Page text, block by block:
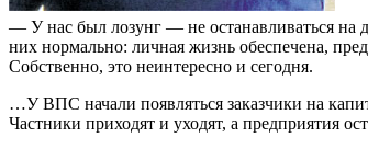
— У нас был лозунг — не останавливаться на
них нормально: личная жизнь обеспечена,
Собственно, это неинтересно и сегодня.
…У ВПС начали появляться заказчики на
Частники приходят и уходят, а предприятия